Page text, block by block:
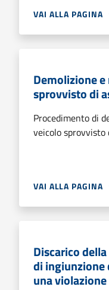
VAI ALLA PAGINA
Demolizione
sprovvisto di
Procedimento di
veicolo sprovvisto
VAI ALLA PAGINA
Discarico
di ingiunzione
una violazione